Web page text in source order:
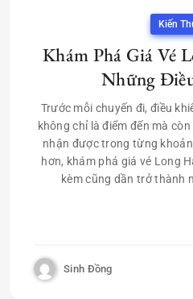
Kiến
Khám Phá Giá Vé
Những
Trước mỗi chuyến đi, điều
không chỉ là điểm đến mà
nhận được trong từng
hơn, khám phá giá vé Long
kèm cũng dần trở thành
Sinh Đồng